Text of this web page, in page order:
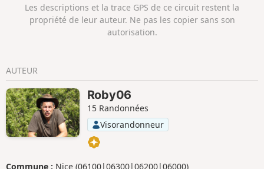
Scaletta est hors sentier et les restanques
entre les point (6) et (7) forment des murets
à franchir. Il faut parfois mettre les mains
Les descriptions et la trace GPS de ce circuit restent la
propriété de leur auteur. Ne pas les copier sans son
autorisation.
AUTEUR
Roby06
15 Randonnées
Visorandonneur
Commune : Nice (06100|06300|06200|06000)